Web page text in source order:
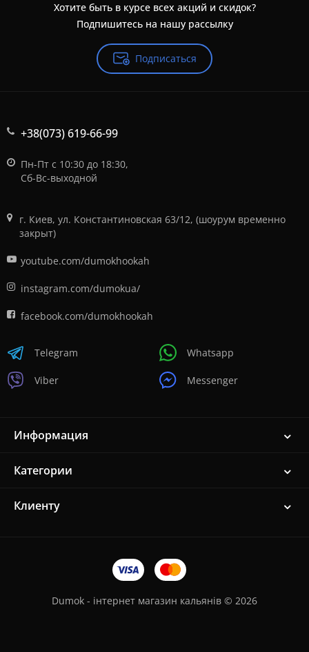
Хотите быть в курсе всех акций и скидок?
Подпишитесь на нашу рассылку
Подписаться
+38(073) 619-66-99
Пн-Пт с 10:30 до 18:30,
Сб-Вс-выходной
г. Киев, ул. Константиновская 63/12, (шоурум временно
закрыт)
youtube.com/dumokhookah
instagram.com/dumokua/
facebook.com/dumokhookah
Telegram
Viber
Whatsapp
Messenger
Информация
Категории
Клиенту
Dumok - інтернет магазин кальянів © 2026